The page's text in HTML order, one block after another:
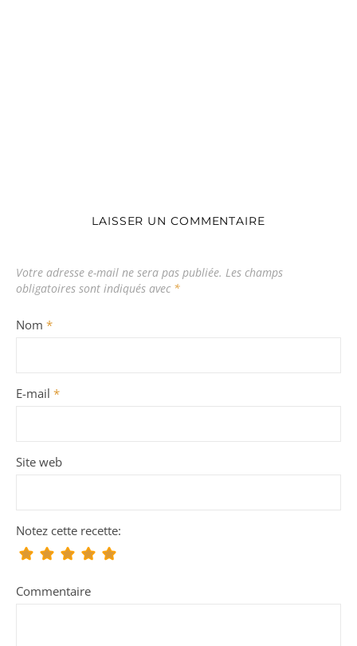
LAISSER UN COMMENTAIRE
Votre adresse e-mail ne sera pas publiée. Les champs
obligatoires sont indiqués avec *
Nom *
E-mail *
Site web
Notez cette recette:
Commentaire